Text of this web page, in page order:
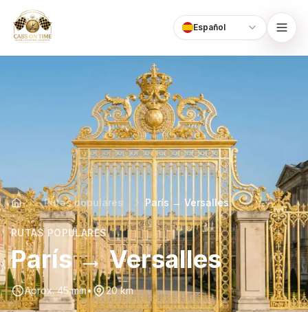
CabsOnTime Language
Español
Rutas populares París → Versalles
RUTAS POPULARES
París → Versalles
Aprox. 45 min• 20 km